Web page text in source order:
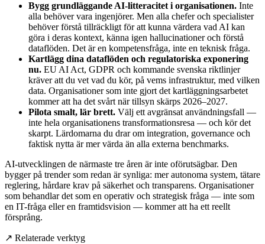
Bygg grundläggande AI-litteracitet i organisationen. Inte
alla behöver vara ingenjörer. Men alla chefer och specialister
behöver förstå tillräckligt för att kunna värdera vad AI kan
göra i deras kontext, känna igen hallucinationer och förstå
dataflöden. Det är en kompetensfråga, inte en teknisk fråga.
Kartlägg dina dataflöden och regulatoriska exponering
nu. EU AI Act, GDPR och kommande svenska riktlinjer
kräver att du vet vad du kör, på vems infrastruktur, med vilken
data. Organisationer som inte gjort det kartläggningsarbetet
kommer att ha det svårt när tillsyn skärps 2026–2027.
Pilota smalt, lär brett. Välj ett avgränsat användningsfall —
inte hela organisationens transformationsresa — och kör det
skarpt. Lärdomarna du drar om integration, governance och
faktisk nytta är mer värda än alla externa benchmarks.
AI-utvecklingen de närmaste tre åren är inte oförutsägbar. Den
bygger på trender som redan är synliga: mer autonoma system, tätare
reglering, hårdare krav på säkerhet och transparens. Organisationer
som behandlar det som en operativ och strategisk fråga — inte som
en IT-fråga eller en framtidsvision — kommer att ha ett reellt
försprång.
↗ Relaterade verktyg